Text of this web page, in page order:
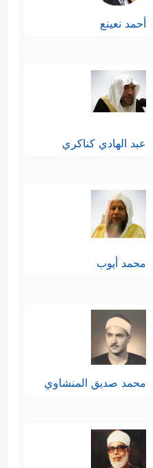
أحمد نعينع
عبد الهادي كناكري
محمد أيوب
محمد صديق المنشاوي